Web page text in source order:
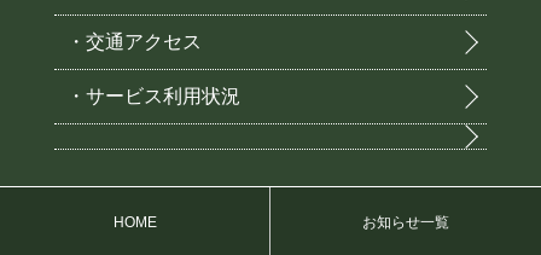
・交通アクセス
・サービス利用状況
HOME お知らせ一覧